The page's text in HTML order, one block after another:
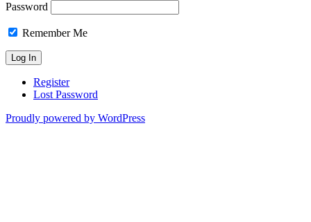
Password
Remember Me
Register
Lost Password
Proudly powered by WordPress